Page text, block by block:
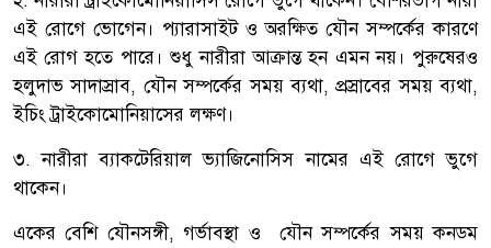
এই রোগে ভোগেন। প্যারাসাইট ও অরক্ষিত যৌন সম্পর্কের কারণে
এই রোগ হতে পারে। শুধু নারীরা আক্রান্ত হন এমন নয়। পুরুষেরও
হলুদাভ সাদাস্রাব, যৌন সম্পর্কের সময় ব্যথা, প্রস্রাবের সময় ব্যথা,
ইচিং ট্রাইকোমোনিয়াসের লক্ষণ।
৩. নারীরা ব্যাকটেরিয়াল ভ্যাজিনোসিস নামের এই রোগে ভুগে
থাকেন।
একের বেশি যৌনসঙ্গী, গর্ভাবস্থা ও যৌন সম্পর্কের সময় কনডম